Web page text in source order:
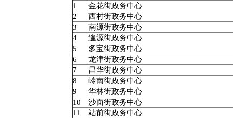
1
金花街政务中心
2
西村街政务中心
3
南源街政务中心
4
逢源街政务中心
5
多宝街政务中心
6
龙津街政务中心
7
昌华街政务中心
8
岭南街政务中心
9
华林街政务中心
10
沙面街政务中心
11
站前街政务中心